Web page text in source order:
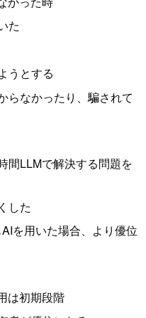
た
うとする
らなかったり、騙されて
間LLMで解決する問題を
した
を用いた場合、より優位
は初期段階